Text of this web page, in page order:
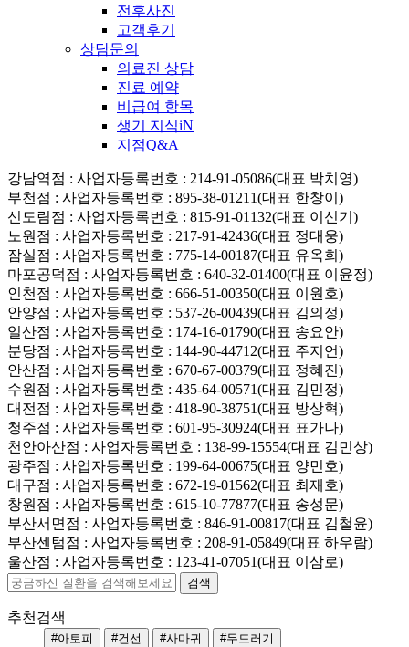
전후사진
고객후기
상담문의
의료진 상담
진료 예약
비급여 항목
생기 지식iN
지점Q&A
강남역점 : 사업자등록번호 : 214-91-05086(대표 박치영)
부천점 : 사업자등록번호 : 895-38-01211(대표 한창이)
신도림점 : 사업자등록번호 : 815-91-01132(대표 이신기)
노원점 : 사업자등록번호 : 217-91-42436(대표 정대웅)
잠실점 : 사업자등록번호 : 775-14-00187(대표 유옥희)
마포공덕점 : 사업자등록번호 : 640-32-01400(대표 이윤정)
인천점 : 사업자등록번호 : 666-51-00350(대표 이원호)
안양점 : 사업자등록번호 : 537-26-00439(대표 김의정)
일산점 : 사업자등록번호 : 174-16-01790(대표 송요안)
분당점 : 사업자등록번호 : 144-90-44712(대표 주지언)
안산점 : 사업자등록번호 : 670-67-00379(대표 정혜진)
수원점 : 사업자등록번호 : 435-64-00571(대표 김민정)
대전점 : 사업자등록번호 : 418-90-38751(대표 방상혁)
청주점 : 사업자등록번호 : 601-95-30924(대표 표가나)
천안아산점 : 사업자등록번호 : 138-99-15554(대표 김민상)
광주점 : 사업자등록번호 : 199-64-00675(대표 양민호)
대구점 : 사업자등록번호 : 672-19-01562(대표 최재호)
창원점 : 사업자등록번호 : 615-10-77877(대표 송성문)
부산서면점 : 사업자등록번호 : 846-91-00817(대표 김철윤)
부산센텀점 : 사업자등록번호 : 208-91-05849(대표 하우람)
울산점 : 사업자등록번호 : 123-41-07051(대표 이삼로)
추천검색
#아토피 #건선 #사마귀 #두드러기